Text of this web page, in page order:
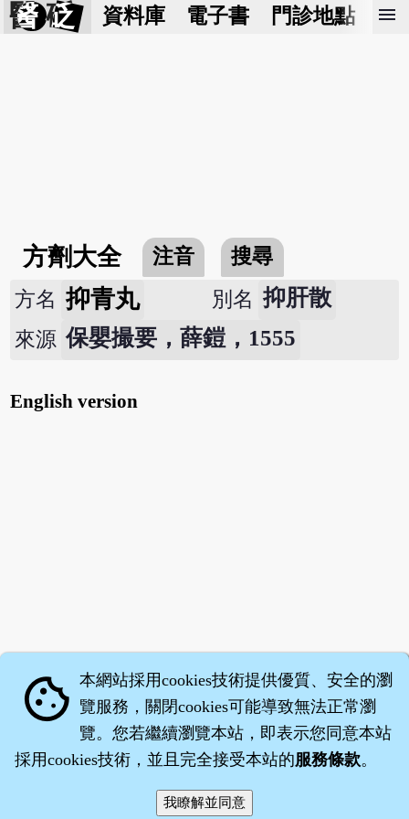
醫 砭 資料庫 電子書 門診地點 預
menu
方劑大全 注音
搜尋
方名 抑青丸 別名 抑肝散
來源 保嬰撮要，薛鎧，1555
English version
‧沈藥子©2008～2026
cookie 本網站採用cookies技術提供優質、安全的瀏
覽服務，關閉cookies可能導致無法正常瀏
覽。您若繼續瀏覽本站，即表示您同意本站
採用cookies技術，並且完全接受本站的服務條款。